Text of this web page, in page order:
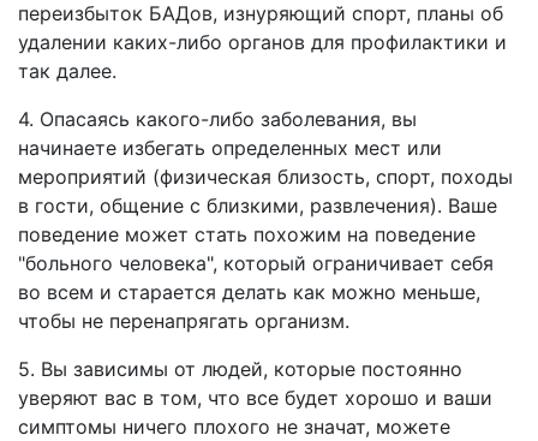
переизбыток БАДов, изнуряющий спорт, планы об
удалении каких-либо органов для профилактики и
так далее.
4. Опасаясь какого-либо заболевания, вы
начинаете избегать определенных мест или
мероприятий (физическая близость, спорт, походы
в гости, общение с близкими, развлечения). Ваше
поведение может стать похожим на поведение
"больного человека", который ограничивает себя
во всем и старается делать как можно меньше,
чтобы не перенапрягать организм.
5. Вы зависимы от людей, которые постоянно
уверяют вас в том, что все будет хорошо и ваши
симптомы ничего плохого не значат, можете